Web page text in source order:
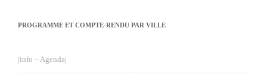
PROGRAMME ET COMPTE-RENDU PAR VILLE
|info – Agenda|